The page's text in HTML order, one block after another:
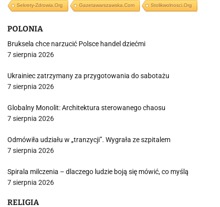
Sekrety-Zdrowia.org Gazetawarszawska.com Stolikwolnosci.org
POLONIA
Bruksela chce narzucić Polsce handel dziećmi
7 sierpnia 2026
Ukrainiec zatrzymany za przygotowania do sabotażu
7 sierpnia 2026
Globalny Monolit: Architektura sterowanego chaosu
7 sierpnia 2026
Odmówiła udziału w „tranzycji”. Wygrała ze szpitalem
7 sierpnia 2026
Spirala milczenia – dlaczego ludzie boją się mówić, co myślą
7 sierpnia 2026
RELIGIA